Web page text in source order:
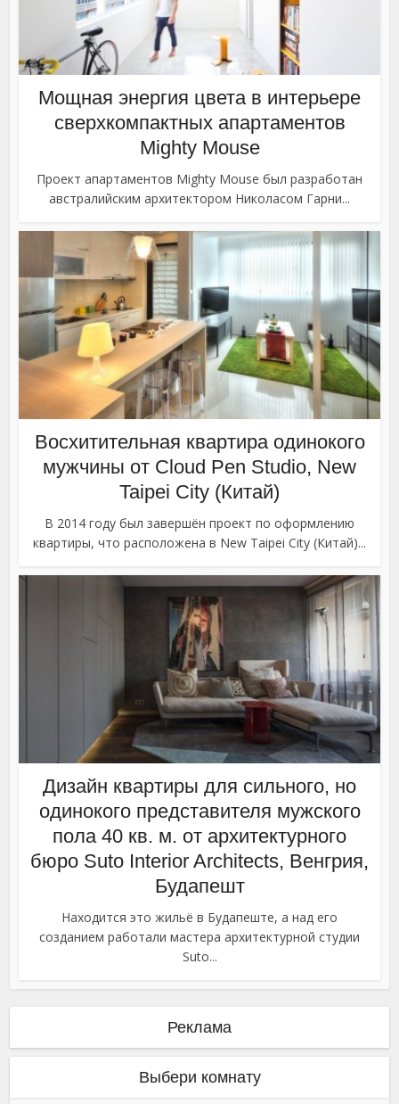
Мощная энергия цвета в интерьере
сверхкомпактных апартаментов
Mighty Mouse
Проект апартаментов Mighty Mouse был разработан
австралийским архитектором Николасом Гарни...
Восхитительная квартира одинокого
мужчины от Cloud Pen Studio, New
Taipei City (Китай)
В 2014 году был завершён проект по оформлению
квартиры, что расположена в New Taipei City (Китай)...
Дизайн квартиры для сильного, но
одинокого представителя мужского
пола 40 кв. м. от архитектурного
бюро Suto Interior Architects, Венгрия,
Будапешт
Находится это жильё в Будапеште, а над его
созданием работали мастера архитектурной студии
Suto...
Реклама
Выбери комнату